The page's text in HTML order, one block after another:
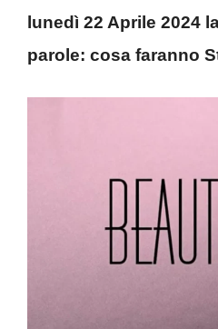
lunedì 22 Aprile 2024
parole: cosa faranno